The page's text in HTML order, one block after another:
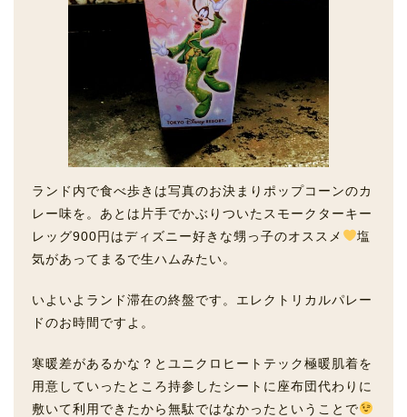
ランド内で食べ歩きは写真のお決まりポップコーンのカ
レー味を。あとは片手でかぶりついたスモークターキー
レッグ900円はディズニー好きな甥っ子のオススメ
塩
気があってまるで生ハムみたい。
いよいよランド滞在の終盤です。エレクトリカルパレー
ドのお時間ですよ。
寒暖差があるかな？とユニクロヒートテック極暖肌着を
用意していったところ持参したシートに座布団代わりに
敷いて利用できたから無駄ではなかったということで